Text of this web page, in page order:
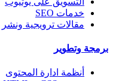
خدمات SEO
مقالات ترويجية ونشر
برمجة وتطوير
أنظمة ادارة المحتوى